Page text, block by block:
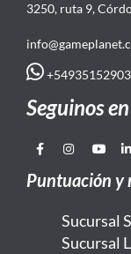
3250, ruta 9,
Seguinos
Puntuación y
Sucursal
Sucursal